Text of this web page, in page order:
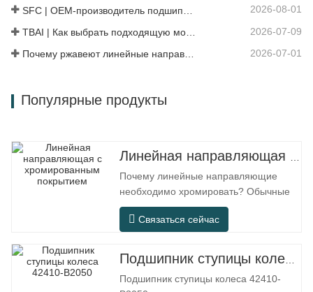
конструкцией, он обеспечивает…
2026-08-01
2026-07-09
Почему ржавеют линейные направляющие? Причины, меры профилактики и рекомендации по обслуживанию 2026-07-01
Популярные продукты
Линейная направляющая с хромированным покрытием
Почему линейные направляющие
необходимо хромировать? Обычные
стальные линейные направляющие
могут удовлетворять базовым
обычных сухих помещениях, однако в
реальных условиях эксплуатации,
таких как автоматизированное
Связаться сейчас
Подшипник ступицы колеса 42410-B2050
Подшипник ступицы колеса 42410-